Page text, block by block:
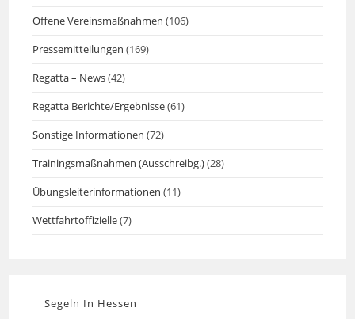
Offene Vereinsmaßnahmen (106)
Pressemitteilungen (169)
Regatta – News(42)
Regatta Berichte/Ergebnisse(61)
Sonstige Informationen (72)
Trainingsmaßnahmen (Ausschreibg.)(28)
Übungsleiterinformationen (11)
Wettfahrtoffizielle(7)
Segeln In Hessen